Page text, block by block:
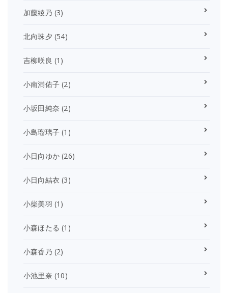
加藤綾乃 (3)
北向珠夕 (54)
吉柳咲良 (1)
小南満佑子 (2)
小坂田純奈 (2)
小島瑠璃子 (1)
小日向ゆか (26)
小日向結衣 (3)
小柴美羽 (1)
小森ほたる (1)
小森香乃 (2)
小池里奈 (10)